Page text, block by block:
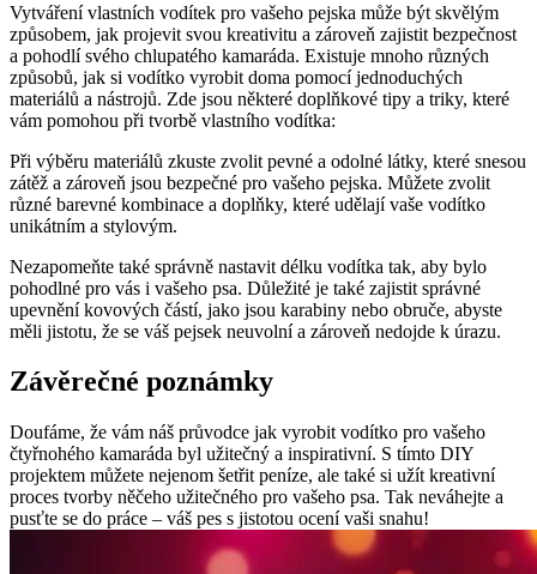
Vytváření vlastních vodítek pro vašeho pejska může být skvělým
způsobem, jak projevit svou kreativitu a zároveň zajistit bezpečnost
a pohodlí svého chlupatého kamaráda. Existuje mnoho různých
způsobů, jak si vodítko vyrobit doma pomocí jednoduchých
materiálů a nástrojů. Zde jsou některé doplňkové tipy a triky, které
vám pomohou při tvorbě vlastního vodítka:
Při výběru materiálů zkuste zvolit pevné a odolné látky, které snesou
zátěž a zároveň jsou bezpečné pro vašeho pejska. Můžete zvolit
různé barevné kombinace a doplňky, které udělají vaše vodítko
unikátním a stylovým.
Nezapomeňte také správně nastavit délku vodítka tak, aby bylo
pohodlné pro vás i vašeho psa. Důležité je také zajistit správné
upevnění kovových částí, jako jsou karabiny nebo obruče, abyste
měli jistotu, že se váš pejsek neuvolní a zároveň nedojde k úrazu.
Závěrečné poznámky
Doufáme, že vám náš průvodce jak vyrobit vodítko pro vašeho
čtyřnohého kamaráda byl užitečný a inspirativní. S tímto DIY
projektem můžete nejenom šetřit peníze, ale také si užít kreativní
proces tvorby něčeho užitečného pro vašeho psa. Tak neváhejte a
pusťte se do práce – váš pes s jistotou ocení vaši snahu!